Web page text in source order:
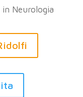
Neurologia